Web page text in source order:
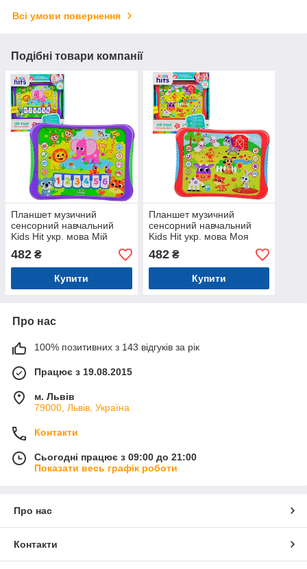
Всі умови повернення
Подібні товари компанії
Планшет музичний
сенсорний навчальний
Kids Hit укр. мова Мій
веселий Zoo звуки, вірші,
мелодії, звуки тварин
24*17*2см (KH01/005)
482 ₴
Купити
Планшет музичний
сенсорний навчальний
Kids Hit укр. мова Моя
супер феррма звуки,
вірші, мелодії, звуки
тварин 24*17*2см
(KH01/004)
482₴
Купити
Про нас
100% позитивних з 143 відгуків за рік
Працює з 19.08.2015
м. Львів
79000, Львів, Україна
Контакти
Сьогодні працює з 09:00 до 21:00
Показати весь графік роботи
Про нас
Контакти